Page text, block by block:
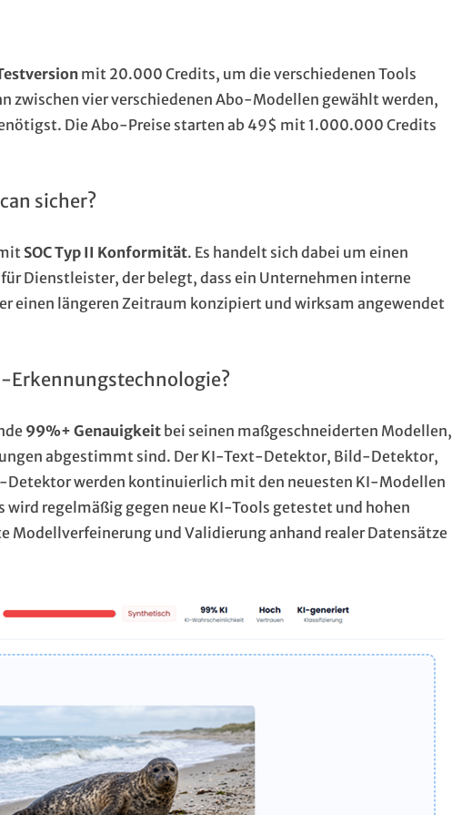
mit 20.000 Credits, um die verschiedenen Tools
zwischen vier verschiedenen Abo-Modellen gewählt werden,
Die Abo-Preise starten ab 49$ mit 1.000.000 Credits
sicher?
SOC Typ II Konformität. Es handelt sich dabei um einen
Dienstleister, der belegt, dass ein Unternehmen interne
einen längeren Zeitraum konzipiert und wirksam angewendet
Erkennungstechnologie?
99%+ Genauigkeit bei seinen maßgeschneiderten Modellen,
abgestimmt sind. Der KI-Text-Detektor, Bild-Detektor,
werden kontinuierlich mit den neuesten KI-Modellen
wird regelmäßig gegen neue KI-Tools getestet und hohen
Modellverfeinerung und Validierung anhand realer Datensätze